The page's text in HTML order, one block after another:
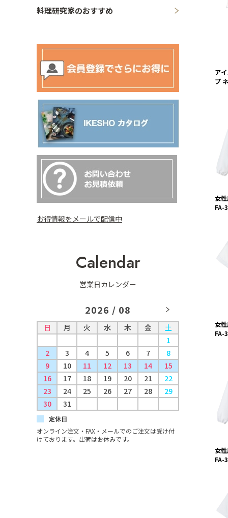
料理研究家のおすすめ
お得情報をメールで配信中
Calendar
営業日カレンダー
2026 / 08
日 月 火 水 木 金
土
1
2
3 4 5 6 7
8
9
10 11 12 13 14
15
16
17 18 19 20 21
22
23
24 25 26 27 28
29
30
31
定休日
オンライン注文・FAX・メールでのご注文は受け付
けております。出荷はお休みです。
ア
プ
女
FA-
女
FA-
女
FA-